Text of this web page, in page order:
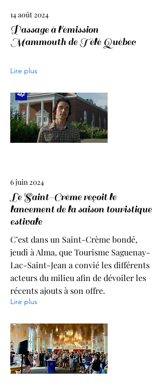
14 août 2024
Passage à l'émission
Mammouth de Télé Québec
Lire plus
6 juin 2024
Le Saint-Crème reçoit le
lancement de la saison touristique
estivale
C’est dans un Saint-Crème bondé,
jeudi à Alma, que Tourisme Saguenay-
Lac-Saint-Jean a convié les différents
acteurs du milieu afin de dévoiler les
récents ajouts à son offre.
Lire plus